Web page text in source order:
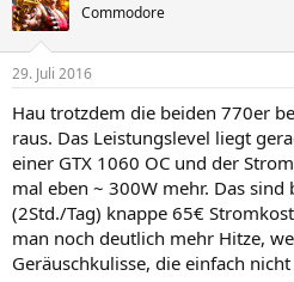
Commodore
29. Juli 2016
Hau trotzdem die beiden 770er
raus. Das Leistungslevel liegt
einer GTX 1060 OC und der
mal eben ~ 300W mehr. Das
(2Std./Tag) knappe 65€
man noch deutlich mehr Hitze,
Geräuschkulisse, die einfach